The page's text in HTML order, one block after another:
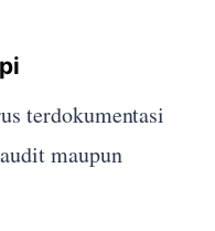
terdokumentasi
maupun